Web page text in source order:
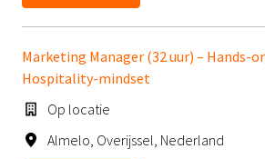
Marketing Manager (32 uur) – Hands-
Hospitality-mindset
Op locatie
Almelo, Overijssel, Nederland